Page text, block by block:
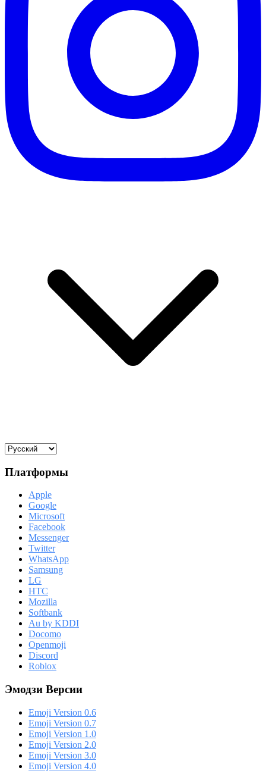
Платформы
Apple
Google
Microsoft
Facebook
Messenger
Twitter
WhatsApp
Samsung
LG
HTC
Mozilla
Softbank
Au by KDDI
Docomo
Openmoji
Discord
Roblox
Эмодзи Версии
Emoji Version 0.6
Emoji Version 0.7
Emoji Version 1.0
Emoji Version 2.0
Emoji Version 3.0
Emoji Version 4.0